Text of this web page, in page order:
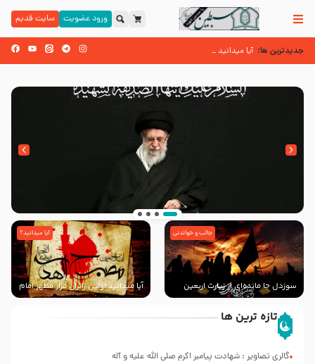
ورود عضویت سایت قدیم
جدیدترین ها: زائران اربعین حسینی
انتشار کتاب ” العروة الوثقى و التعليقات عليها”
با طرحی بسیار زیبا و شکیلسوزدل جا مانده‌ای از زیارت اربعین
جالب و خواندنی
آیا میدانید اولین زائران مزار مطهر امام
حسین (علیه السلام) چه کسانی
آیا میدانید؟
تازه ترین ها
گالری تصاویر : شهادت پیامبر اکرم صلی الله علیه و آله